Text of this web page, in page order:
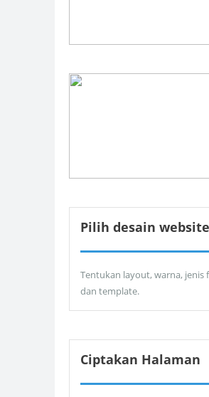
Pilih desain website
Tentukan layout, warna, jenis
dan template.
Ciptakan Halaman